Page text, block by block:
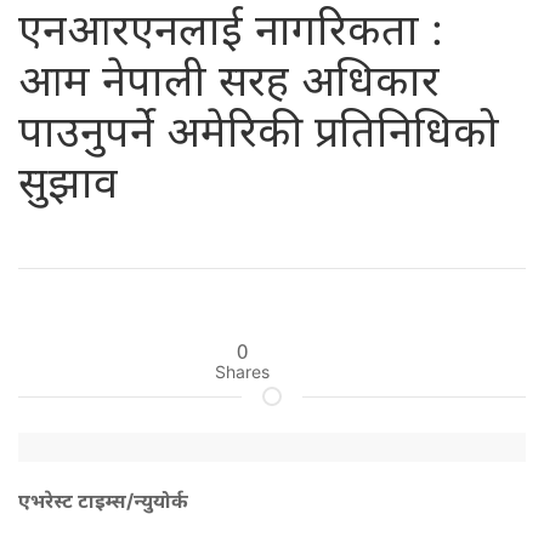
एनआरएनलाई नागरिकता :
आम नेपाली सरह अधिकार
पाउनुपर्ने अमेरिकी प्रतिनिधिको
सुझाव
0
Shares
एभरेस्ट टाइम्स/न्युयोर्क